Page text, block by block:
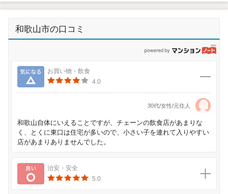
和歌山市の口コミ
気になる
お買い物・飲食
4.0
30代/女性/元住人
和歌山自体にいえることですが、チェーンの飲食店があまりな
く、とくに東口は住宅が多いので、小さい子を連れて入りやすい
店があまりありませんでした。
良い
治安・安全
5.0